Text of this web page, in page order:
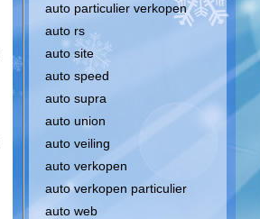
auto particulier verkopen
auto rs
auto site
auto speed
auto supra
auto union
auto veiling
auto verkopen
auto verkopen particulier
auto web